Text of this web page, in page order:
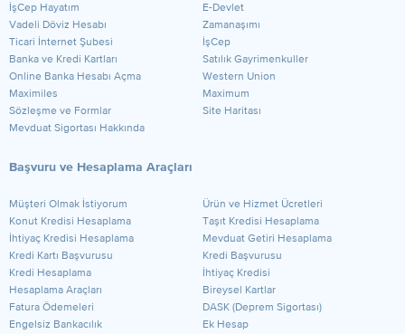
İşCep Hayatım
E-Devlet
Vadeli Döviz Hesabı
Zamanaşımı
Ticari İnternet Şubesi
İşCep
Banka ve Kredi Kartları
Satılık Gayrimenkuller
Online Banka Hesabı Açma
Western Union
Maximiles
Maximum
Sözleşme ve Formlar
Site Haritası
Mevduat Sigortası Hakkında
Başvuru ve Hesaplama Araçları
Müşteri Olmak İstiyorum
Ürün ve Hizmet Ücretleri
Konut Kredisi Hesaplama
Taşıt Kredisi Hesaplama
İhtiyaç Kredisi Hesaplama
Mevduat Getiri Hesaplama
Kredi Kartı Başvurusu
Kredi Başvurusu
Kredi Hesaplama
İhtiyaç Kredisi
Hesaplama Araçları
Bireysel Kartlar
Fatura Ödemeleri
DASK (Deprem Sigortası)
Engelsiz Bankacılık
Ek Hesap